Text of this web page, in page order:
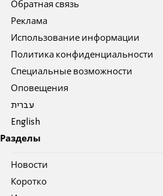
Обратная связь
Реклама
Использование информации
Политика конфиденциальности
Специальные возможности
Оповещения
עברית
English
Разделы
Новости
Коротко